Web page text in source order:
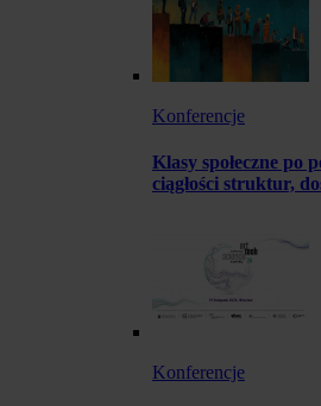
Konferencje
Klasy społeczne po
ciągłości struktur,
Konferencje